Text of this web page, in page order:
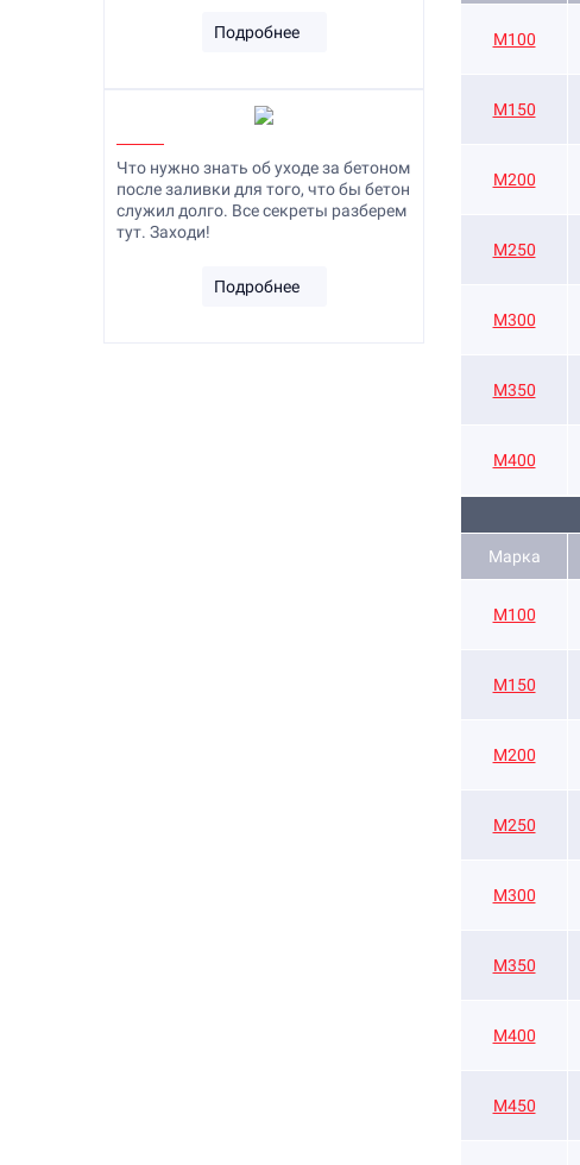
M100
М150
М200
М250
М300
М350
М400
Марка
M100
M150
М200
М250
М300
М350
М400
М450
Подробнее
Что нужно знать об уходе за бетоном
после заливки для того, что бы бетон
служил долго. Все секреты разберем
тут. Заходи!
Подробнее